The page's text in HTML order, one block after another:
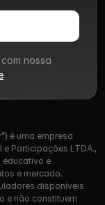
nossa
é uma empresa
Participações LTDA.,
educativo e
e mercado.
disponíveis
e não constituem